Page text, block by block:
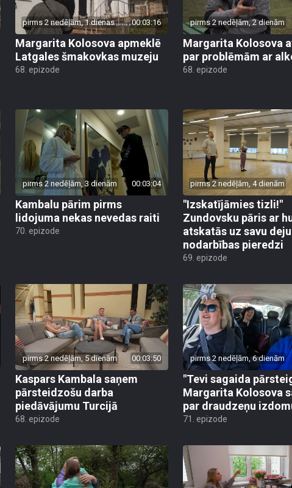
pirms 2 nedēļām, 1 dienas 00:03:16
Margarita Kolosova apmeklē
Latgales šmakovkas muzeju
68. epizode
pirms 2 nedēļām, 2 dienām
Margarita Kolosova
par problēmām ar
68. epizode
pirms 2 nedēļām, 3 dienām 00:03:04
Kambalu pārim pirms
lidojuma nekas nevedas raiti
70. epizode
pirms 2 nedēļām, 4 dienām
"Izskatījāmies tizli!"
Zundovsku pāris ar
atskatās uz savu deju
nodarbības pieredzi
69. epizode
pirms 2 nedēļām, 5 dienām 00:03:50
Kaspars Kambala saņem
pārsteidzošu darba
piedāvājumu Turcijā
68. epizode
pirms 2 nedēļām, 6 dienām
"Tevi sagaida
Margarita Kolosova
par draudzeņu
71. epizode